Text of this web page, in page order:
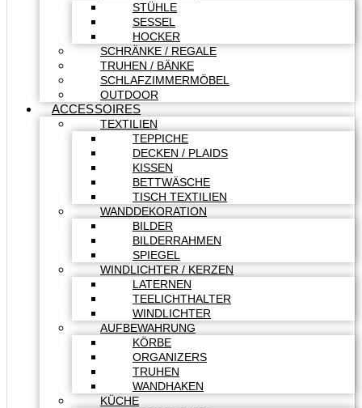
STÜHLE
SESSEL
HOCKER
SCHRÄNKE / REGALE
TRUHEN / BÄNKE
SCHLAFZIMMERMÖBEL
OUTDOOR
ACCESSOIRES
TEXTILIEN
TEPPICHE
DECKEN / PLAIDS
KISSEN
BETTWÄSCHE
TISCH TEXTILIEN
WANDDEKORATION
BILDER
BILDERRAHMEN
SPIEGEL
WINDLICHTER / KERZEN
LATERNEN
TEELICHTHALTER
WINDLICHTER
AUFBEWAHRUNG
KÖRBE
ORGANIZERS
TRUHEN
WANDHAKEN
KÜCHE